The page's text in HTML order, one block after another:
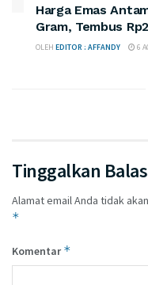
Harga Emas
Gram, Tembus
OLEH EDITOR : AFFANDY 6
Tinggalkan
Alamat email Anda tidak
*
Komentar*